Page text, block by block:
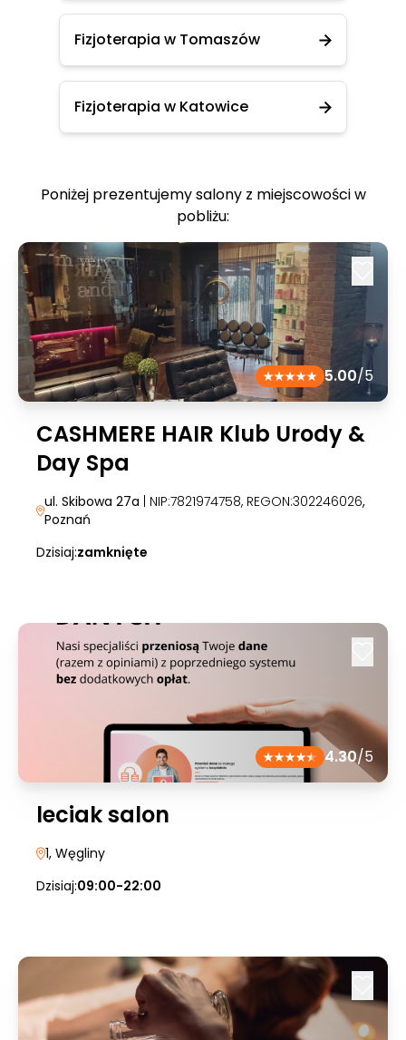
Fizjoterapia w Tomaszów
Fizjoterapia w Katowice
Poniżej prezentujemy salony z miejscowości w
pobliżu:
5.00/5
CASHMERE HAIR Klub Urody &
Day Spa
ul. Skibowa 27a | NIP:7821974758, REGON:302246026,
Poznań
Dzisiaj:zamknięte
4.30/5
leciak salon
1, Węgliny
Dzisiaj:09:00-22:00